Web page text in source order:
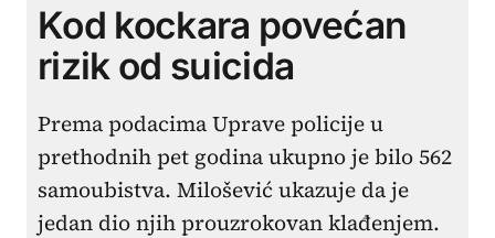
Kod kockara povećan
rizik od suicida
Prema podacima Uprave policije u
prethodnih pet godina ukupno je bilo 562
samoubistva. Milošević ukazuje da je
jedan dio njih prouzrokovan klađenjem.